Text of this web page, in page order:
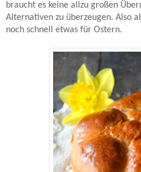
braucht es keine allzu großen
Alternativen zu überzeugen. Also
noch schnell etwas für Ostern.